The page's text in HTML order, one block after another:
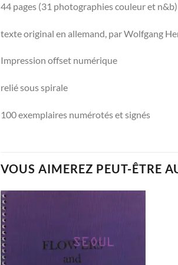
44 pages (31 photographies couleur et n&b)
texte original en allemand, par Wolfgang
Impression offset numérique
relié sous spirale
100 exemplaires numérotés et signés
VOUS AIMEREZ PEUT-ÊTRE